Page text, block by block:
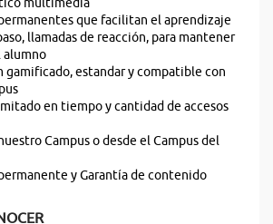
multimedia
que facilitan el aprendizaje
llamadas de reacción, para mantener
alumno
gamificado, estandar y compatible con
en tiempo y cantidad de accesos
Campus o desde el Campus del
y Garantía de contenido